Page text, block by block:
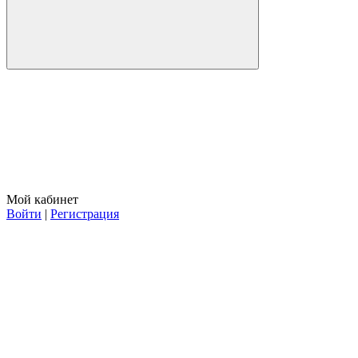
Мой кабинет
Войти | Регистрация